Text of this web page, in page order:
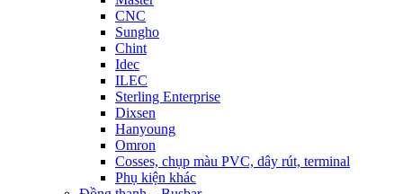
CNC
Sungho
Chint
Idec
ILEC
Sterling Enterprise
Dixsen
Hanyoung
Omron
Cosses, chụp màu PVC, dây rút, terminal
Phụ kiện khác